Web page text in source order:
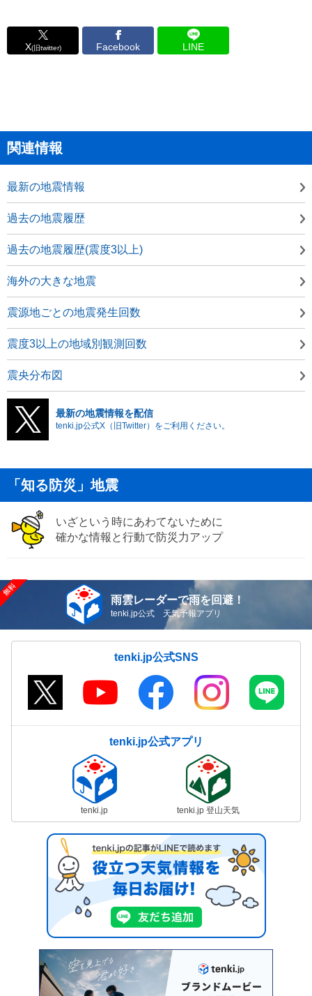
X(旧twitter) Facebook LINE
関連情報
最新の地震情報
過去の地震履歴
過去の地震履歴(震度3以上)
海外の大きな地震
震源地ごとの地震発生回数
震度3以上の地域別観測回数
震央分布図
最新の地震情報を配信
tenki.jp公式X（旧Twitter）をご利用ください。
「知る防災」地震
いざという時にあわてないために
確かな情報と行動で防災力アップ
雨雲レーダーで雨を回避！
tenki.jp公式 天気予報アプリ
tenki.jp公式SNS
tenki.jp公式アプリ
tenki.jp tenki.jp 登山天気